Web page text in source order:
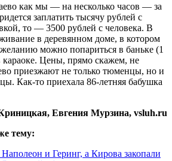
как мы — на несколько часов — за
заплатить тысячу рублей с
то — 3500 рублей с человека. В
в деревянном доме, в котором
можно попариться в баньке (1
караоке. Цены, прямо скажем, не
приезжают не только тюменцы, но и
Как-то приехала 86-летняя бабушка
Евгения Мурзина, vsluh.ru
тему:
Наполеон и Геринг, а Кирова закопали